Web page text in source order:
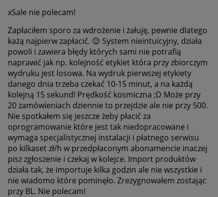
xSale nie polecam!
Zapłaciłem sporo za wdrożenie i żałuję, pewnie dlatego
każą najpierw zapłacić. 😉 System nieintuicyjny, działa
powoli i zawiera błędy których sami nie potrafią
naprawić jak np. kolejność etykiet która przy zbiorczym
wydruku jest losowa. Na wydruk pierwszej etykiety
danego dnia trzeba czekać 10-15 minut, a na każdą
kolejną 15 sekund! Prędkość kosmiczna ;D Może przy
20 zamówieniach dziennie to przejdzie ale nie przy 500.
Nie spotkałem się jeszcze żeby płacić za
oprogramowanie które jest tak niedopracowane i
wymaga specjalistycznej instalacji i płatnego serwisu
po kilkaset zł/h w przedpłaconym abonamencie inaczej
pisz zgłoszenie i czekaj w kolejce. Import produktów
działa tak, że importuje kilka godzin ale nie wszystkie i
nie wiadomo które pominęło. Zrezygnowałem zostając
przy BL. Nie polecam!